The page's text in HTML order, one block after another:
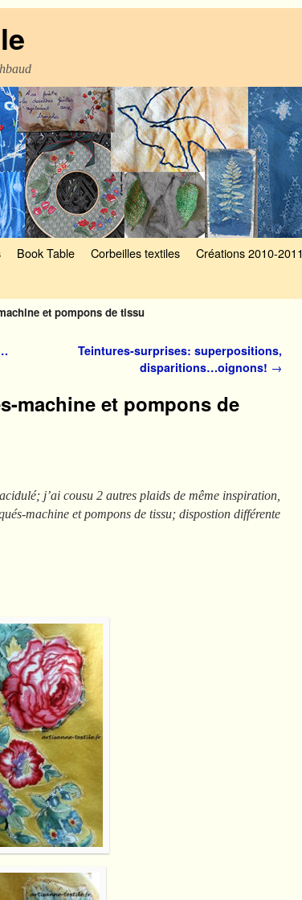
Book Table Corbeilles textiles Créations 2010-2011
et pompons de tissu
Teintures-surprises: superpositions,
disparitions…oignons! →
machine et pompons de
j’ai cousu 2 autres plaids de même inspiration,
machine et pompons de tissu; dispostion différente